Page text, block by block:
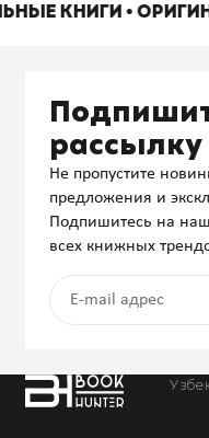
КНИГИ •
рассылку
Не пропустите
предложения и
Подпишитесь на
всех книжных